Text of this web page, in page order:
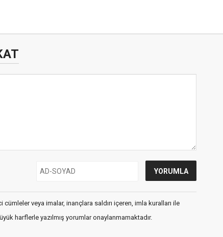
veya imalar, inançlara saldırı içeren, imla kuralları ile
harflerle yazılmış yorumlar onaylanmamaktadır.